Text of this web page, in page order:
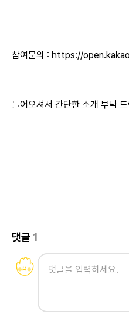
참여문의 : https://
들어오셔서 간단한 소개 부탁
댓글 1